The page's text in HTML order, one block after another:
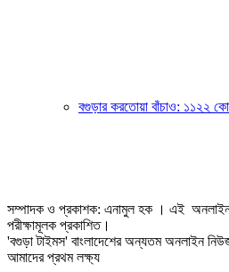
বগুড়ার করতোয়া বাঁচাও: ১১২২
সম্পাদক ও প্রকাশক: এনামুল হক । এই অনলাইন
পরীক্ষামূলক প্রকাশিত।
'বগুড়া টাইমস' বাংলাদেশের অন্যতম অনলাইন
আমাদের প্রথম লক্ষ্য